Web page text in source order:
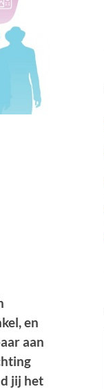
en
aan
jij het